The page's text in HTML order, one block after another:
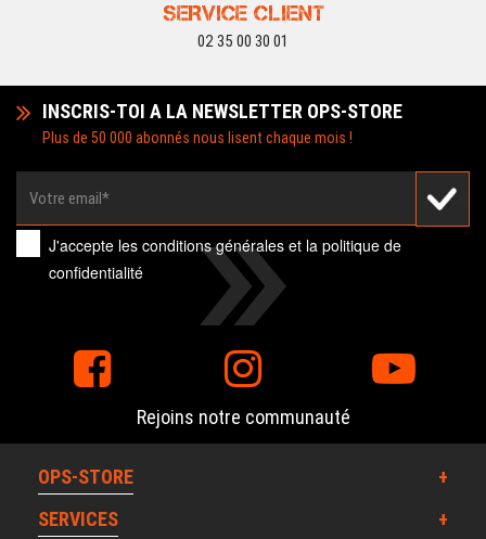
SERVICE CLIENT
02 35 00 30 01
INSCRIS-TOI A LA NEWSLETTER OPS-STORE
Plus de 50 000 abonnés nous lisent chaque mois !
J'accepte lesconditions générales et lapolitique de
confidentialité
Rejoins notre communauté
OPS-STORE
SERVICES